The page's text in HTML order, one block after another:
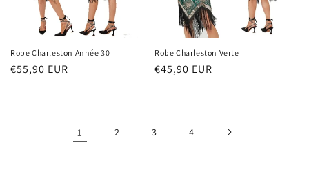
Robe Charleston Année 30
Prix
€55,90 EUR
Robe Charleston Verte
Prix
€45,90 EUR
1 2 3 4